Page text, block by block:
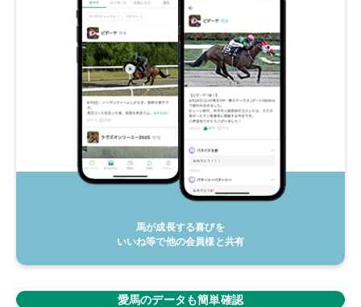
馬が成長する喜びを
いいね等で他の会員様と共有
愛馬のデータも簡単確認